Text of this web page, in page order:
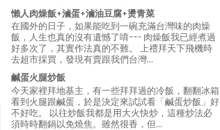
懶人肉燥飯+滷蛋+滷油豆腐+燙青菜
在國外的日子，如果能吃到一碗充滿台灣味的肉燥
飯，人生也真的沒有遺憾了唷~~~ 肉燥飯我已經煮過
好多次了，其實作法真的不難。 上禮拜天下飛機時
去超市採買，發現有賣跟我們台灣...
鹹蛋火腿炒飯
今天家裡拜地基主，有一些拜拜過的冷飯，翻翻冰箱
看到火腿跟鹹蛋，於是決定來試試看「鹹蛋炒飯」好
不好吃。 以往炒飯我都是用大火快炒，這種炒法必
須時時翻鍋以免燒焦。雖然很香，但...